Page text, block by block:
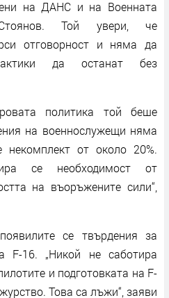
на ДАНС и на Военната
Стоянов. Той увери, че
отговорност и няма да
да останат без
политика той беше
на военнослужещи няма
от около 20%.
се необходимост от
на въоръжените сили“,
се твърдения за
F-16. „Никой не саботира
и подготовката на F-
Това са лъжи“, заяви